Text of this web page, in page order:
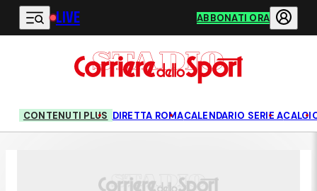
Vai al contenuto principale
LIVE ABBONATI ORA
CONTENUTI PLUS DIRETTA ROMACALENDARIO SERIE A